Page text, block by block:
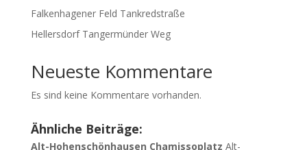
Falkenhagener Feld Tankredstraße
Hellersdorf Tangermünder Weg
Neueste Kommentare
Es sind keine Kommentare vorhanden.
Ähnliche Beiträge:
Alt-Hohenschönhausen Chamissoplatz Alt-